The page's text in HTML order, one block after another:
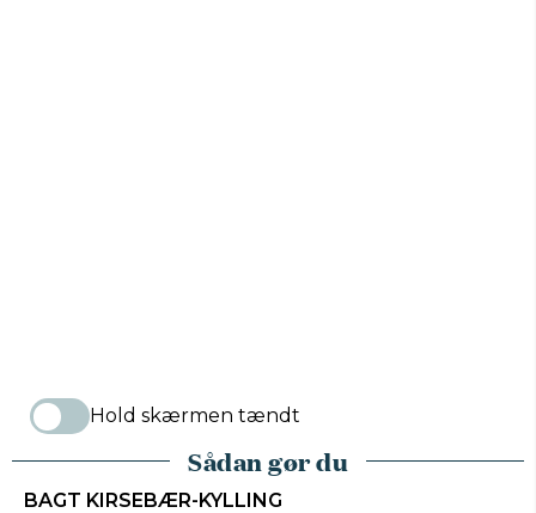
Hold skærmen tændt
Sådan gør du
BAGT KIRSEBÆR-KYLLING